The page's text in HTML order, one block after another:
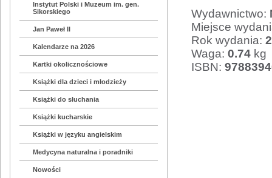
Instytut Polski i Muzeum im. gen.
Sikorskiego
Jan Paweł II
Kalendarze na 2026
Kartki okolicznościowe
Książki dla dzieci i młodzieży
Książki do słuchania
Książki kucharskie
Książki w języku angielskim
Medycyna naturalna i poradniki
Nowości
Wydawnictwo:
Miejsce
Rok wydania:
Waga: 0.74kg
ISBN: